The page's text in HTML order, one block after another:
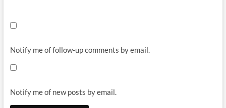
Notify me of follow-up comments by email.
Notify me of new posts by email.